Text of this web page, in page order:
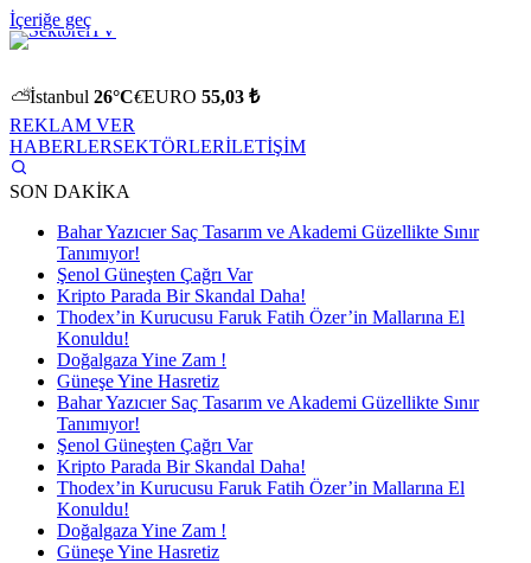
İçeriğe geç
⛅İstanbul 26°C€EURO 55,03 ₺
REKLAM VER
HABERLERSEKTÖRLERİLETİŞİM
SON DAKİKA
Bahar Yazıcıer Saç Tasarım ve Akademi Güzellikte Sınır
Tanımıyor!
Şenol Güneşten Çağrı Var
Kripto Parada Bir Skandal Daha!
Thodex’in Kurucusu Faruk Fatih Özer’in Mallarına El
Konuldu!
Doğalgaza Yine Zam !
Güneşe Yine Hasretiz
Bahar Yazıcıer Saç Tasarım ve Akademi Güzellikte Sınır
Tanımıyor!
Şenol Güneşten Çağrı Var
Kripto Parada Bir Skandal Daha!
Thodex’in Kurucusu Faruk Fatih Özer’in Mallarına El
Konuldu!
Doğalgaza Yine Zam !
Güneşe Yine Hasretiz